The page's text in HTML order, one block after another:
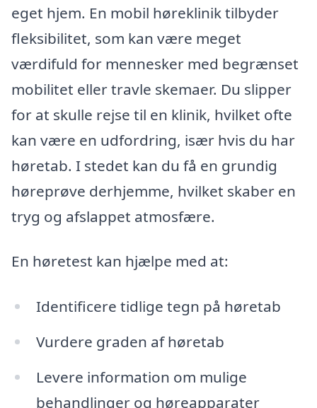
eget hjem. En mobil høreklinik tilbyder
fleksibilitet, som kan være meget
værdifuld for mennesker med begrænset
mobilitet eller travle skemaer. Du slipper
for at skulle rejse til en klinik, hvilket ofte
kan være en udfordring, især hvis du har
høretab. I stedet kan du få en grundig
høreprøve derhjemme, hvilket skaber en
tryg og afslappet atmosfære.
En høretest kan hjælpe med at:
Identificere tidlige tegn på høretab
Vurdere graden af høretab
Levere information om mulige
behandlinger og høreapparater